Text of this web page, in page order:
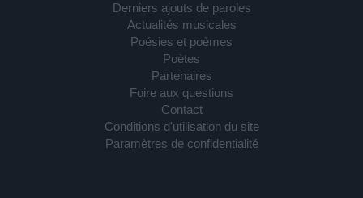
Derniers ajouts de paroles
Actualités musicales
Poésies et poèmes
Poètes
Partenaires
Foire aux questions
Contact
Conditions d'utilisation du site
Paramètres de confidentialité